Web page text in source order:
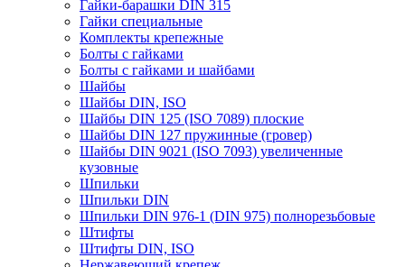
Гайки-барашки DIN 315
Гайки специальные
Комплекты крепежные
Болты с гайками
Болты с гайками и шайбами
Шайбы
Шайбы DIN, ISO
Шайбы DIN 125 (ISO 7089) плоские
Шайбы DIN 127 пружинные (гровер)
Шайбы DIN 9021 (ISO 7093) увеличенные
кузовные
Шпильки
Шпильки DIN
Шпильки DIN 976-1 (DIN 975) полнорезьбовые
Штифты
Штифты DIN, ISO